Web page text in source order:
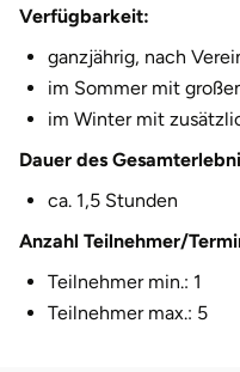
Verfügbarkeit:
ganzjährig, nach
im Sommer mit
im Winter mit
Dauer des
ca. 1,5 Stunden
Anzahl Teilnehmer/
Teilnehmer min.: 1
Teilnehmer max.: 5
Herzogtum Lauenburg
Homburg
Horb am Neckar
Ibbenbüren